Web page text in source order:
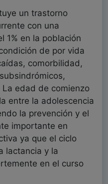
un trastorno
con una
1% en la población
de por vida
comorbilidad,
edad de comienzo
entre la adolescencia
la prevención y el
importante en
ya que el ciclo
lactancia y la
en el curso